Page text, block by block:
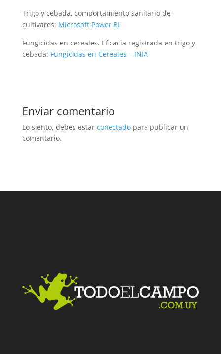
Trigo y cebada, comportamiento sanitario de
cultivares: Microsoft Power BI
Fungicidas en cereales. Eficacia registrada en trigo y
cebada: Fungicidas en Cereales – INIA
Enviar comentario
Lo siento, debes estar conectadopara publicar un
comentario.
Facebook